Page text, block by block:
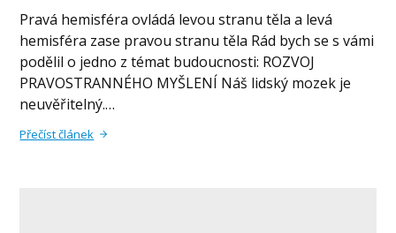
Pravá hemisféra ovládá levou stranu těla a levá
hemisféra zase pravou stranu těla Rád bych se s vámi
podělil o jedno z témat budoucnosti: ROZVOJ
PRAVOSTRANNÉHO MYŠLENÍ Náš lidský mozek je
neuvěřitelný.…
Přečíst článek